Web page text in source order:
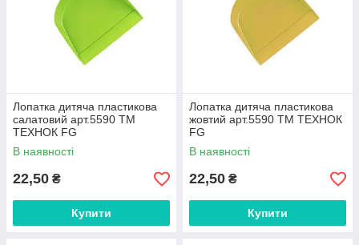
Лопатка дитяча пластикова
салатовий арт.5590 ТМ
ТЕХНОК FG
В наявності
22,50 ₴
Купити
Лопатка дитяча пластикова
жовтий арт.5590 ТМ ТЕХНОК
FG
В наявності
22,50 ₴
Купити